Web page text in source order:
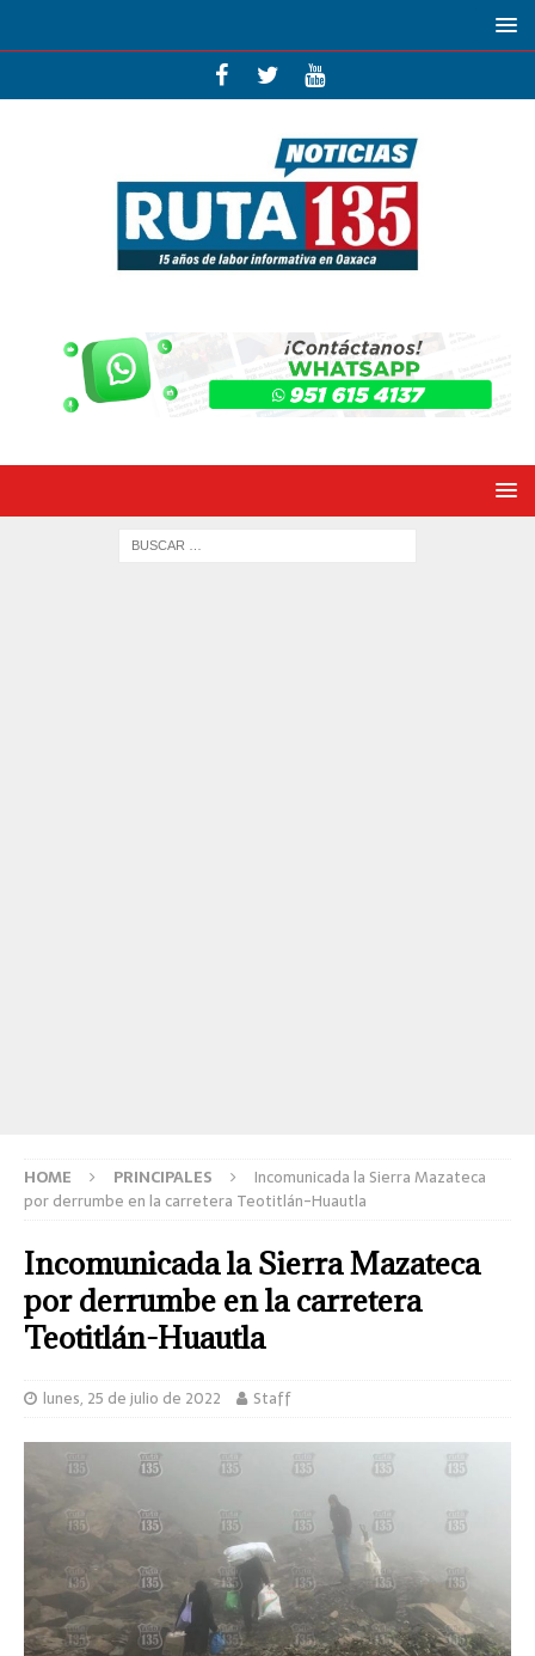
HOME PRINCIPALES
Incomunicada la Sierra Mazateca
por derrumbe en la carretera Teotitlán-Huautla
Incomunicada la Sierra Mazateca
por derrumbe en la carretera
Teotitlán-Huautla
lunes, 25 de julio de 2022 Staff